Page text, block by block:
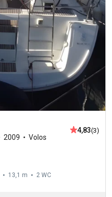
2009 Volos
4,83(3)
13,1 m 2 WC